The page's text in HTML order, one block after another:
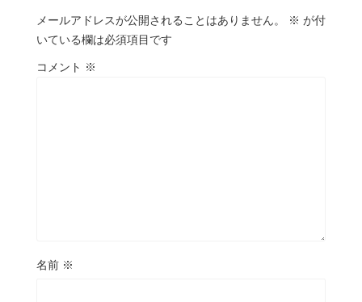
メールアドレスが公開されることはありません。 ※ が付
いている欄は必須項目です
コメント ※
名前 ※